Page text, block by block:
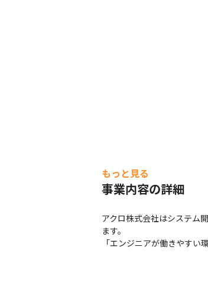
もっと見る
事業内容の詳細
アクロ株式会社はシステム
ます。
「エンジニアが働きやすい